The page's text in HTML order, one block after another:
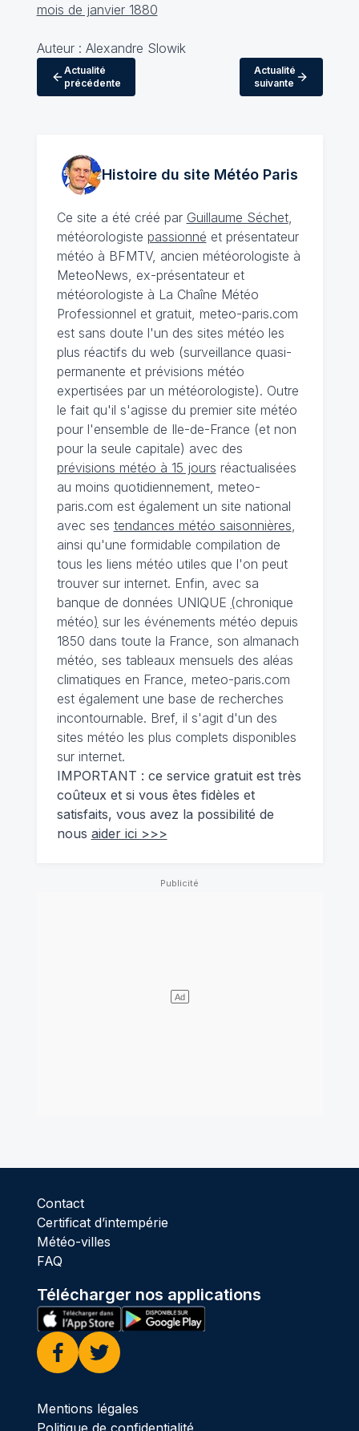
mois de janvier 1880
Auteur : Alexandre Slowik
Actualité
précédente
Actualité
suivante
Histoire du site MétéoParis
Ce site a été créé par Guillaume Séchet,
météorologiste passionné et présentateur
météo à BFMTV, ancien météorologiste à
MeteoNews, ex-présentateur et
météorologiste à La Chaîne Météo
Professionnel et gratuit, meteo-paris.com
est sans doute l'un des sites météo les
plus réactifs du web (surveillance quasi-
permanente et prévisions météo
expertisées par un météorologiste). Outre
le fait qu'il s'agisse du premier site météo
pour l'ensemble de Ile-de-France (et non
pour la seule capitale) avec des
prévisions météo à 15 jours réactualisées
au moins quotidiennement, meteo-
paris.com est également un site national
avec ses tendances météo saisonnières,
ainsi qu'une formidable compilation de
tous les liens météo utiles que l'on peut
trouver sur internet. Enfin, avec sa
banque de données UNIQUE (chronique
météo) sur les événements météo depuis
1850 dans toute la France, son almanach
météo, ses tableaux mensuels des aléas
climatiques en France, meteo-paris.com
est également une base de recherches
incontournable. Bref, il s'agit d'un des
sites météo les plus complets disponibles
sur internet.
IMPORTANT : ce service gratuit est très
coûteux et si vous êtes fidèles et
satisfaits, vous avez la possibilité de
nous aider ici >>>
Contact
Certificat d’intempérie
Météo-villes
FAQ
Télécharger nos applications
Facebook
Twitter
Mentions légales